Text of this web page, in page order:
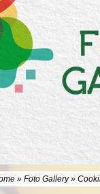
» Foto Gallery»